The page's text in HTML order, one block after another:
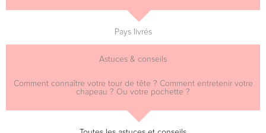
Pays livrés
Astuces & conseils
Comment connaître votre tour de tête ? Comment entretenir votre
chapeau ? Ou votre pochette ?